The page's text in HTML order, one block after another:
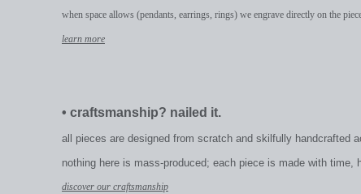
when space allows (pendants, earrings, rings) we engrave directly on the
learn more
• craftsmanship? nailed it.
all pieces are designed from scratch and skilfully handcrafted
nothing here is mass-produced; each piece is made with
discover our craftsmanship